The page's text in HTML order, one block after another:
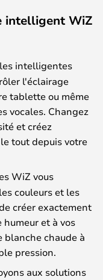
intelligent WiZ
intelligentes
l'éclairage
tablette ou même
vocales. Changez
et créez
tout depuis votre
WiZ vous
couleurs et les
créer exactement
et à vos
blanche chaude à
pression.
aux solutions